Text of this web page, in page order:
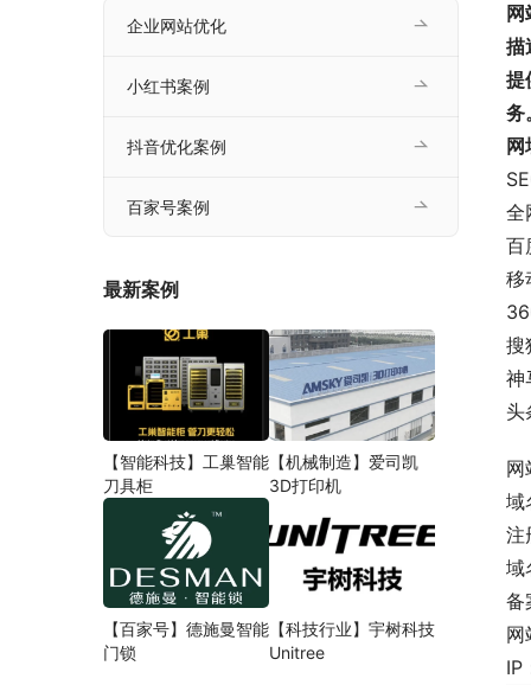
描
提
务。
全
百
移
搜
神
头
域
注
域
网
IP
企业网站优化
小红书案例
抖音优化案例
百家号案例
最新案例
【智能科技】工巢智能
刀具柜
【机械制造】爱司凯
3D打印机
【百家号】德施曼智能
门锁
【科技行业】宇树科技
Unitree